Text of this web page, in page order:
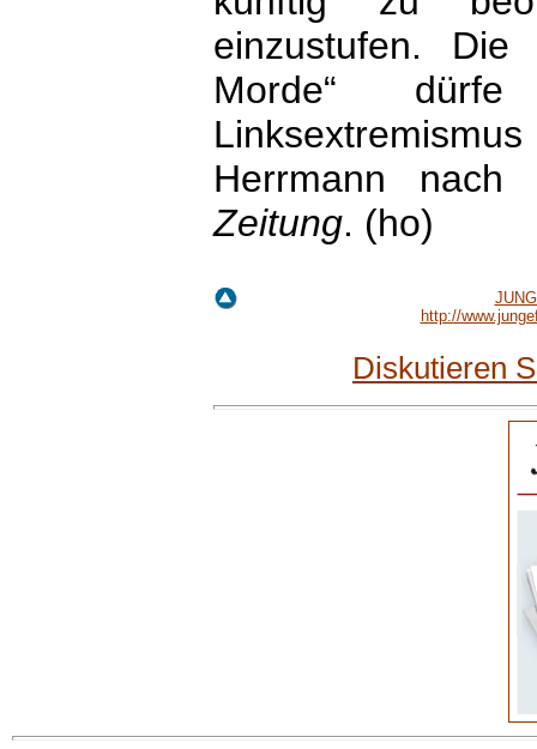
einzustufen.
Morde“
Herrmann
Zeitung. (ho)
http://
Diskutieren